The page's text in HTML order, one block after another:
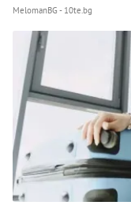
MelomanBG - 10te.bg